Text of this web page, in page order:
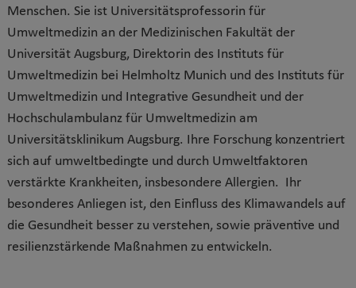
Menschen. Sie ist Universitätsprofessorin für
Umweltmedizin an der Medizinischen Fakultät der
Universität Augsburg, Direktorin des Instituts für
Umweltmedizin bei Helmholtz Munich und des Instituts für
Umweltmedizin und Integrative Gesundheit und der
Hochschulambulanz für Umweltmedizin am
Universitätsklinikum Augsburg. Ihre Forschung konzentriert
sich auf umweltbedingte und durch Umweltfaktoren
verstärkte Krankheiten, insbesondere Allergien. Ihr
besonderes Anliegen ist, den Einfluss des Klimawandels auf
die Gesundheit besser zu verstehen, sowie präventive und
resilienzstärkende Maßnahmen zu entwickeln.